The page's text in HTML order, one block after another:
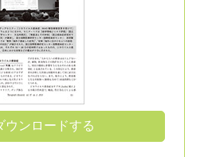
ウンロードする